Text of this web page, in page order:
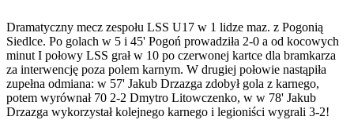
Dramatyczny mecz zespołu LSS U17 w 1 lidze maz. z Pogonią
Siedlce. Po golach w 5 i 45' Pogoń prowadziła 2-0 a od kocowych
minut I połowy LSS grał w 10 po czerwonej kartce dla bramkarza
za interwencję poza polem karnym. W drugiej połowie nastąpiła
zupełna odmiana: w 57' Jakub Drzazga zdobył gola z karnego,
potem wyrównał 70 2-2 Dmytro Litowczenko, w w 78' Jakub
Drzazga wykorzystał kolejnego karnego i legioniści wygrali 3-2!